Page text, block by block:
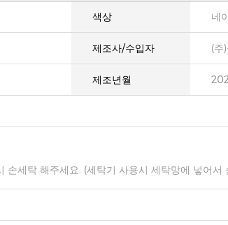
색상 네
제조사/수입자 (주
제조년월
손세탁 해주세요. (세탁기 사용시 세탁망에 넣어서